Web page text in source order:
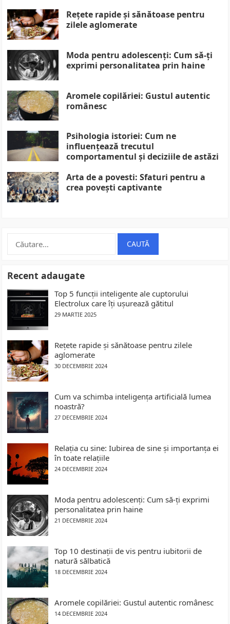
Rețete rapide și sănătoase pentru
zilele aglomerate
Moda pentru adolescenți: Cum să-ți
exprimi personalitatea prin haine
Aromele copilăriei: Gustul autentic
românesc
Psihologia istoriei: Cum ne
influențează trecutul
comportamentul și deciziile de astăzi
Arta de a povesti: Sfaturi pentru a
crea povești captivante
Caută
Recent adaugate
Top 5 funcții inteligente ale cuptorului
Electrolux care îți ușurează gătitul
29 MARTIE 2025
Rețete rapide și sănătoase pentru zilele
aglomerate
30 DECEMBRIE 2024
Cum va schimba inteligența artificială lumea
noastră?
27 DECEMBRIE 2024
Relația cu sine: Iubirea de sine și importanța ei
în toate relațiile
24 DECEMBRIE 2024
Moda pentru adolescenți: Cum să-ți exprimi
personalitatea prin haine
21 DECEMBRIE 2024
Top 10 destinații de vis pentru iubitorii de
natură sălbatică
18 DECEMBRIE 2024
Aromele copilăriei: Gustul autentic românesc
14 DECEMBRIE 2024